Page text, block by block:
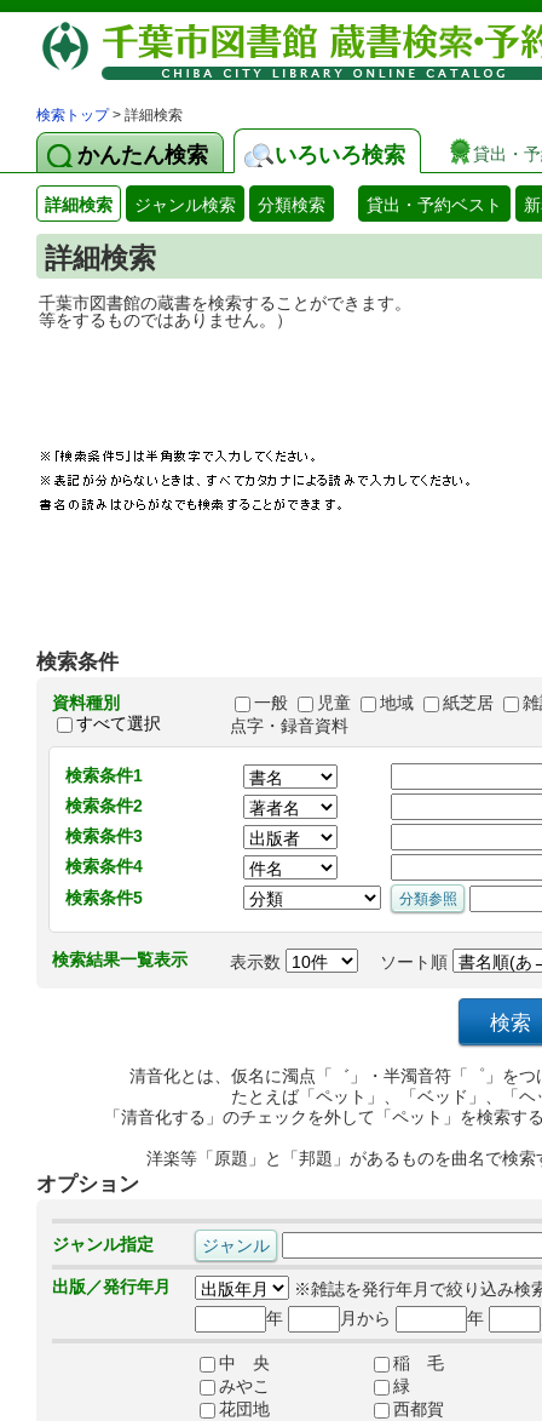
検索トップ> 詳細検索
かんたん検索 いろいろ検索 貸出・
詳細検索 ジャンル検索 分類検索 貸出・予約ベスト
詳細検索
千葉市図書館の蔵書を検索することがで
等をするものではありません。）
検索条件
資料種別
すべて選択
一般 児童 地域 紙芝居
点字・録音資料
検索条件1
検索条件2
検索条件3
検索条件4
検索条件5
検索結果一覧表示 表示数 ソート順
清音化とは、仮名に濁点「゛」・半濁音符「゜」を
たとえば「ペット」、「ベッド」、「
「清音化する」のチェックを外して「ペット」を検索
洋楽等「原題」と「邦題」があるものを曲名で検
オプション
ジャンル指定
出版／発行年月
※雑誌を発行年月で絞り込み検
年
月から 年
中 央
稲 毛
みやこ
緑
花団地
西都賀